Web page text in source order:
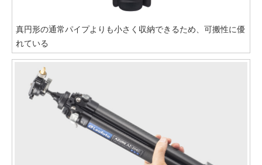
真円形の通常パイプよりも小さく収納できるため、可搬性に優
れている